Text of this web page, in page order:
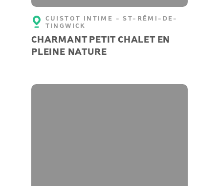
CUISTOT INTIME - ST-RÉMI-DE-
TINGWICK
CHARMANT PETIT CHALET EN
PLEINE NATURE